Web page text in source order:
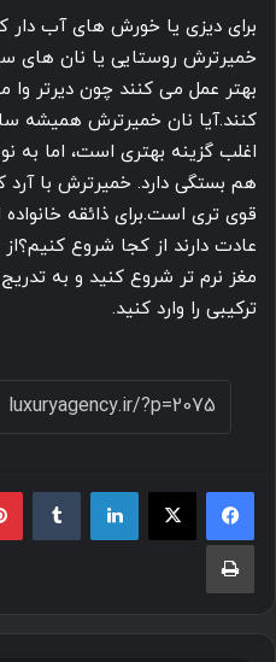
برای دیزی یا خورش های آب دار
خمیرترش روستایی یا نان های
بهتر عمل می کنند چون دیرتر وا
کنند.آیا نان خمیرترش همیشه
اغلب گزینه بهتری است، اما به
هم بستگی دارد. خمیرترش با آرد
قوی تری است.برای ذائقه
عادت دارند از کجا شروع کنیم؟از
مغز نرم تر شروع کنید و به
ترکیبی را وارد کنید.
لینکدین ‫تامبلر
چاپ